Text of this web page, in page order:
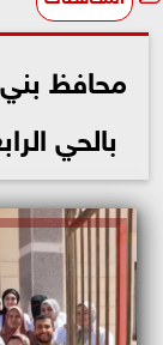
محافظ
بالحي